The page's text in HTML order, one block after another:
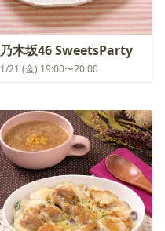
乃木坂46 SweetsParty
1/21 (金) 19:00〜20:00